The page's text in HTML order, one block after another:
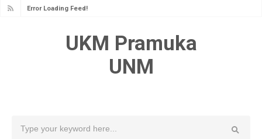
Error Loading Feed!
UKM Pramuka
UNM